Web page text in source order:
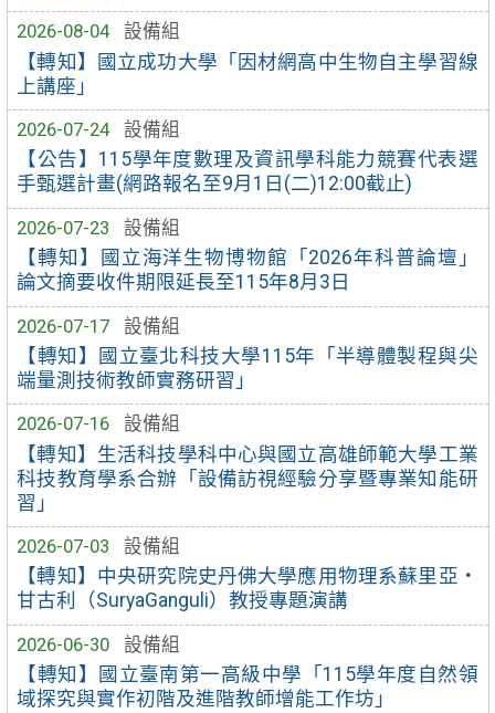
2026-08-04
設備組
【轉知】國立成功大學「因材網高中生物自主學習線
上講座」
2026-07-24
設備組
【公告】115學年度數理及資訊學科能力競賽代表選
手甄選計畫(網路報名至9月1日(二)12:00截止)
2026-07-23
設備組
【轉知】國立海洋生物博物館「2026年科普論壇」
論文摘要收件期限延長至115年8月3日
2026-07-17
設備組
【轉知】國立臺北科技大學115年「半導體製程與尖
端量測技術教師實務研習」
2026-07-16
設備組
【轉知】生活科技學科中心與國立高雄師範大學工業
科技教育學系合辦「設備訪視經驗分享暨專業知能研
習」
2026-07-03
設備組
【轉知】中央研究院史丹佛大學應用物理系蘇里亞・
甘古利（SuryaGanguli）教授專題演講
2026-06-30
設備組
【轉知】國立臺南第一高級中學「115學年度自然領
域探究與實作初階及進階教師增能工作坊」